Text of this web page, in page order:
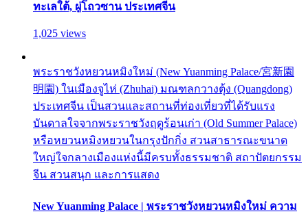
ทะเลใต้, ผู่โถวซาน ประเทศจีน
1,025 views
พระราชวังหยวนหมิงใหม่ (New Yuanming Palace/宮新園
明園) ในเมืองจูไห่ (Zhuhai) มณฑลกวางตุ้ง (Quangdong)
ประเทศจีน เป็นสวนและสถานที่ท่องเที่ยวที่ได้รับแรง
บันดาลใจจากพระราชวังฤดูร้อนเก่า (Old Summer Palace)
หรือหยวนหมิงหยวนในกรุงปักกิ่ง สวนสาธารณะขนาด
ใหญ่ใจกลางเมืองแห่งนี้มีครบทั้งธรรมชาติ สถาปัตยกรรม
จีน สวนสนุก และการแสดง
New Yuanming Palace | พระราชวังหยวนหมิงใหม่ ความ